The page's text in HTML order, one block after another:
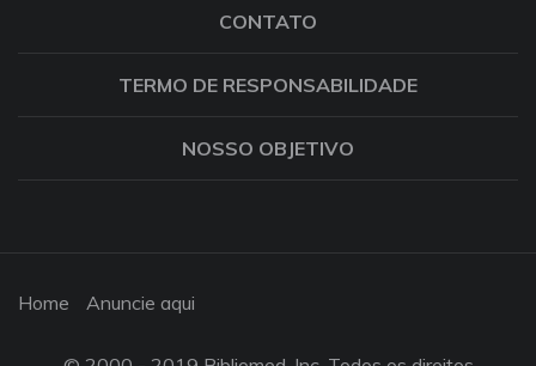
CONTATO
TERMO DE RESPONSABILIDADE
NOSSO OBJETIVO
Home Anuncie aqui